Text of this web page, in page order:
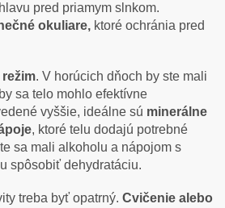
pred priamym slnkom.
okuliare, ktoré ochránia pred
. V horúcich dňoch by ste mali
sa telo mohlo efektívne
vyššie, ideálne sú minerálne
, ktoré telu dodajú potrebné
sa mali alkoholu a nápojom s
spôsobiť dehydratáciu.
treba byť opatrný. Cvičenie alebo